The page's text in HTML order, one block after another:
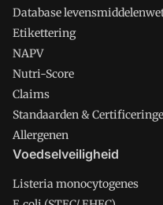
Database
Etikettering
NAPV
Nutri-Score
Claims
Standaarden &
Allergenen
Voedselveiligheid
Listeria monocytogenes